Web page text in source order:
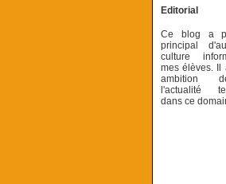
Editorial
Ce blog a
principal
culture
mes élèves. Il
ambition
l'actualité
dans ce